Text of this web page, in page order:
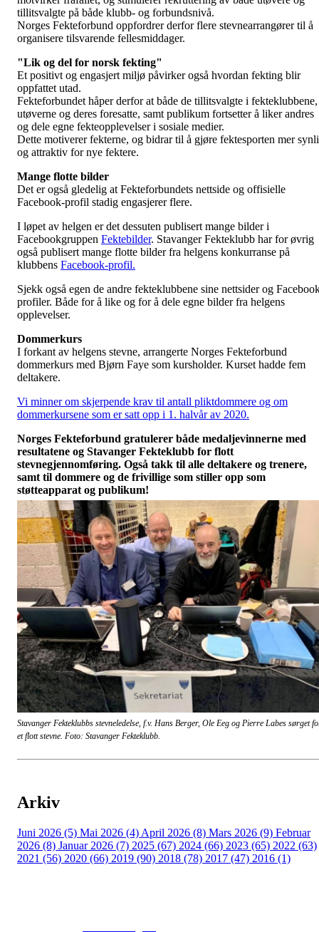
tillitsvalgte på både klubb- og forbundsnivå.
Norges Fekteforbund oppfordrer derfor flere stevnearrangører til å
organisere tilsvarende fellesmiddager.
"Lik og del for norsk fekting"
Et positivt og engasjert miljø påvirker også hvordan fekting blir
oppfattet utad.
Fekteforbundet håper derfor at både de tillitsvalgte i fekteklubbene,
utøverne og deres foresatte, samt publikum fortsetter å liker andres
og dele egne fekteopplevelser i sosiale medier.
Dette motiverer fekterne, og bidrar til å gjøre fektesporten mer
og attraktiv for nye fektere.
Mange flotte bilder
Det er også gledelig at Fekteforbundets nettside og offisielle
Facebook-profil stadig engasjerer flere.
I løpet av helgen er det dessuten publisert mange bilder i
Facebookgruppen Fektebilder. Stavanger Fekteklubb har for øvrig
også publisert mange flotte bilder fra helgens konkurranse på
klubbens Facebook-profil.
Sjekk også egen de andre fekteklubbene sine nettsider og
profiler. Både for å like og for å dele egne bilder fra helgens
opplevelser.
Dommerkurs
I forkant av helgens stevne, arrangerte Norges Fekteforbund
dommerkurs med Bjørn Faye som kursholder. Kurset hadde fem
deltakere.
Vi minner om skjerpende krav til antall pliktdommere og om
dommerkursene som er satt opp i 1. halvår av 2020.
Norges Fekteforbund gratulerer både medaljevinnerne med
resultatene og Stavanger Fekteklubb for flott
stevnegjennomføring. Også takk til alle deltakere og trenere,
samt til dommere og de frivillige som stiller opp som
støtteapparat og publikum!
Stavanger Fekteklubbs stevneledelse, f.v. Hans Berger, Ole Eeg og Pierre Labes sørget
et flott stevne. Foto: Stavanger Fekteklubb.
Arkiv
Juni 2026 (5) Mai 2026 (4) April 2026 (8) Mars 2026 (9) Februar
2026 (8) Januar 2026 (7) 2025 (67) 2024 (66) 2023 (65) 2022 (63)
2021 (56) 2020 (66) 2019 (90) 2018 (78) 2017 (47) 2016 (1)